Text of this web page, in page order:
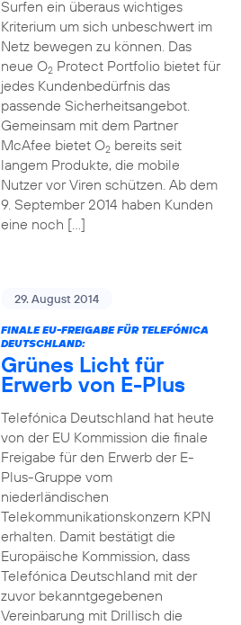
Surfen ein überaus wichtiges
Kriterium um sich unbeschwert im
Netz bewegen zu können. Das
neue O2Protect Portfolio bietet für
jedes Kundenbedürfnis das
passende Sicherheitsangebot.
Gemeinsam mit dem Partner
McAfee bietet O2bereits seit
langem Produkte, die mobile
Nutzer vor Viren schützen. Ab dem
9. September 2014 haben Kunden
eine noch […]
29. August 2014
FINALE EU-FREIGABE FÜR TELEFÓNICA
DEUTSCHLAND:
Grünes Licht für
Erwerb von E-Plus
Telefónica Deutschland hat heute
von der EU Kommission die finale
Freigabe für den Erwerb der E-
Plus-Gruppe vom
niederländischen
Telekommunikationskonzern KPN
erhalten. Damit bestätigt die
Europäische Kommission, dass
Telefónica Deutschland mit der
zuvor bekanntgegebenen
Vereinbarung mit Drillisch die